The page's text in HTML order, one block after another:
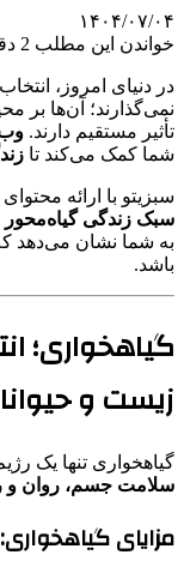
۱۴۰۴/۰۷/۰۴
خواندن این مطلب 2 دقیقه زمان میبرد
در دنیای امروز،
نمی‌گذارند؛ آن‌ها بر
تأثیر مستقیم دارند.
شما کمک می‌کند تا
سبزیتو با ارائه
سبک زندگی
به شما نشان می‌دهد
باشد.
گیاهخواری؛
زیست و
گیاهخواری تنها یک
سلامت جسم، روان و
مزایای گیاهخواری: